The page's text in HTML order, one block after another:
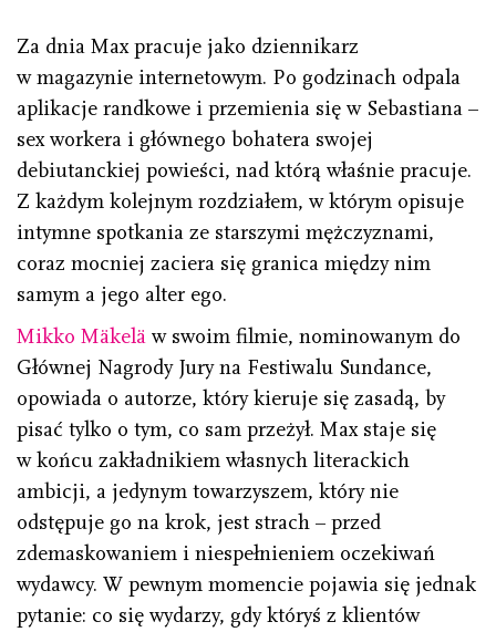
Za dnia Max pracuje jako dziennikarz
w magazynie internetowym. Po godzinach odpala
aplikacje randkowe i przemienia się w Sebastiana –
sex workera i głównego bohatera swojej
debiutanckiej powieści, nad którą właśnie pracuje.
Z każdym kolejnym rozdziałem, w którym opisuje
intymne spotkania ze starszymi mężczyznami,
coraz mocniej zaciera się granica między nim
samym a jego alter ego.
Mikko Mäkelä w swoim filmie, nominowanym do
Głównej Nagrody Jury na Festiwalu Sundance,
opowiada o autorze, który kieruje się zasadą, by
pisać tylko o tym, co sam przeżył. Max staje się
w końcu zakładnikiem własnych literackich
ambicji, a jedynym towarzyszem, który nie
odstępuje go na krok, jest strach – przed
zdemaskowaniem i niespełnieniem oczekiwań
wydawcy. W pewnym momencie pojawia się jednak
pytanie: co się wydarzy, gdy któryś z klientów